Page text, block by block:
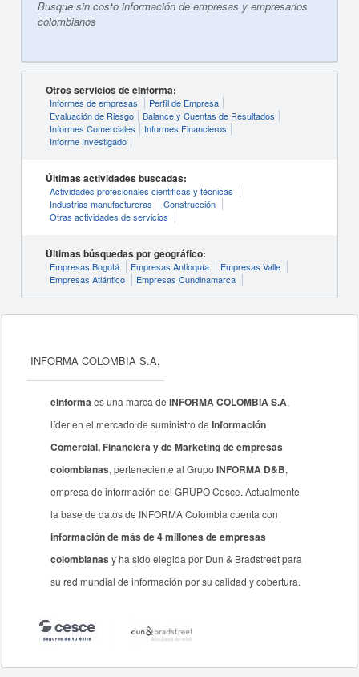
Busque sin costo información de empresas y empresarios
colombianos
Otros servicios de eInforma:
Informes de empresas
Perfil de Empresa
Evaluación de Riesgo
Balance y Cuentas de Resultados
Informes Comerciales
Informes Financieros
Informe Investigado
Últimas actividades buscadas:
Actividades profesionales cientificas y técnicas
Industrias manufactureras
Construcción
Otras actividades de servicios
Últimas búsquedas por geográfico:
Empresas Bogotá Empresas Antioquía
Empresas Valle
Empresas Atlántico
Empresas Cundinamarca
INFORMA COLOMBIA S.A,
eInformaes una marca deINFORMA COLOMBIA S.A,
líder en el mercado de suministro deInformación
Comercial, Financiera y de Marketing de empresas
colombianas, perteneciente al GrupoINFORMA D&B,
empresa de información del GRUPO Cesce. Actualmente
la base de datos de INFORMA Colombia cuenta con
información de más de 4 millones de empresas
colombianas y ha sido elegida por Dun & Bradstreet para
su red mundial de información por su calidad y cobertura.